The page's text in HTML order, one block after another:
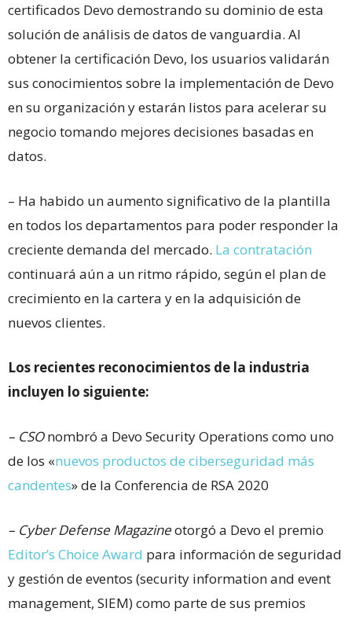
certificados Devo demostrando su dominio de esta
solución de análisis de datos de vanguardia. Al
obtener la certificación Devo, los usuarios validarán
sus conocimientos sobre la implementación de Devo
en su organización y estarán listos para acelerar su
negocio tomando mejores decisiones basadas en
datos.
– Ha habido un aumento significativo de la plantilla
en todos los departamentos para poder responder la
creciente demanda del mercado. La contratación
continuará aún a un ritmo rápido, según el plan de
crecimiento en la cartera y en la adquisición de
nuevos clientes.
Los recientes reconocimientos de la industria
incluyen lo siguiente:
– CSOnombró a Devo Security Operations como uno
de los «nuevos productos de ciberseguridad más
candentes» de la Conferencia de RSA 2020
– Cyber Defense Magazineotorgó a Devo el premio
Editor’s Choice Award para información de seguridad
y gestión de eventos (security information and event
management, SIEM) como parte de sus premios